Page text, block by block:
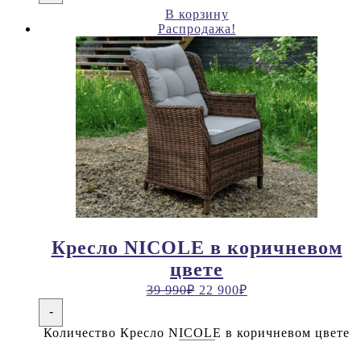
В корзину
Распродажа!
Кресло NICOLE в коричневом
цвете
39 990₽ 22 900₽
-
Количество Кресло NICOLE в коричневом цвете